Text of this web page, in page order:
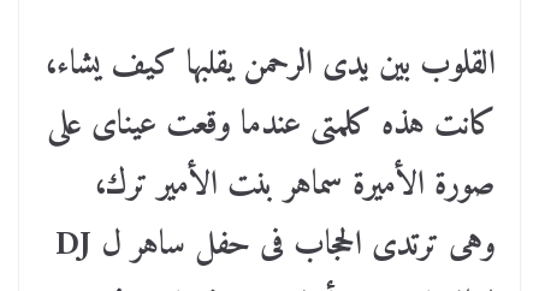
القلوب بين يدى الرحمن يقلبها كيف يشاء،
كانت هذه كلمتى عندما وقعت عيناى على
صورة الأميرة سماهر بنت الأمير ترك،
وهى ترتدى الحجاب فى حفل ساهر ل DJ